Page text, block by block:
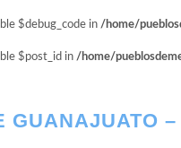
$debug_code in /home/
$post_id in /home/
GUANAJUATO